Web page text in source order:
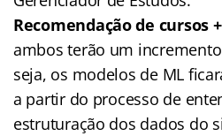
Recomendação de cursos
ambos terão um
seja, os modelos de ML
a partir do processo de
estruturação dos dados do